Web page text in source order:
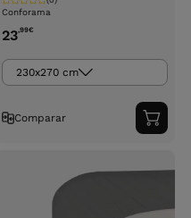
Conforama
23,99€
230x270 cm
Comparar
ao